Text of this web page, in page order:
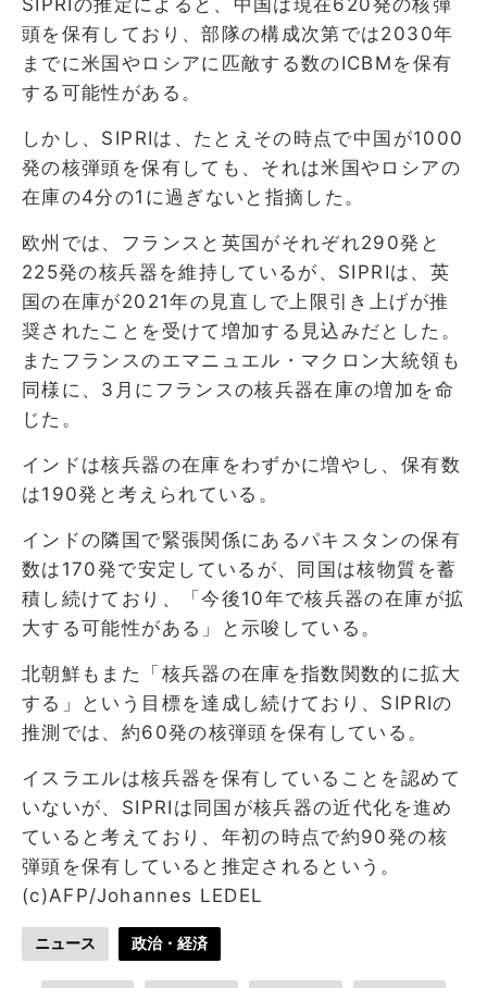
頭を保有しており、部隊の構成次第では2030年
までに米国やロシアに匹敵する数のICBMを保有
する可能性がある。
しかし、SIPRIは、たとえその時点で中国が1000
発の核弾頭を保有しても、それは米国やロシアの
在庫の4分の1に過ぎないと指摘した。
欧州では、フランスと英国がそれぞれ290発と
225発の核兵器を維持しているが、SIPRIは、英
国の在庫が2021年の見直しで上限引き上げが推
奨されたことを受けて増加する見込みだとした。
またフランスのエマニュエル・マクロン大統領も
同様に、3月にフランスの核兵器在庫の増加を命
じた。
インドは核兵器の在庫をわずかに増やし、保有数
は190発と考えられている。
インドの隣国で緊張関係にあるパキスタンの保有
数は170発で安定しているが、同国は核物質を蓄
積し続けており、「今後10年で核兵器の在庫が拡
大する可能性がある」と示唆している。
北朝鮮もまた「核兵器の在庫を指数関数的に拡大
する」という目標を達成し続けており、SIPRIの
推測では、約60発の核弾頭を保有している。
イスラエルは核兵器を保有していることを認めて
いないが、SIPRIは同国が核兵器の近代化を進め
ていると考えており、年初の時点で約90発の核
弾頭を保有していると推定されるという。
(c)AFP/Johannes LEDEL
ニュース 政治・経済